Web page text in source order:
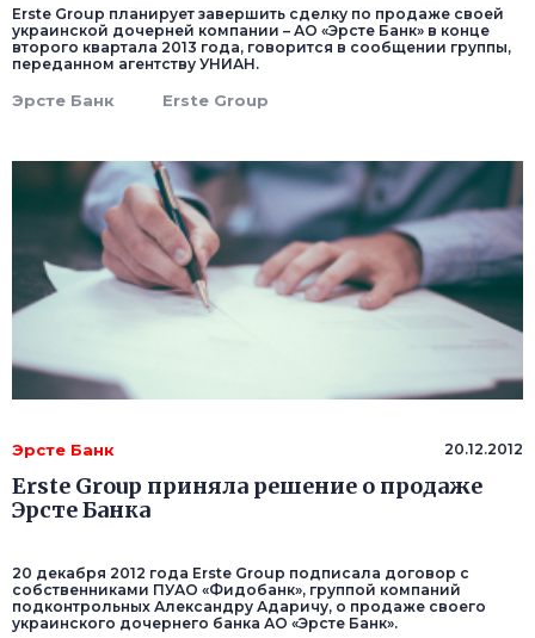
Erste Group планирует завершить сделку по продаже своей
украинской дочерней компании – АО «Эрсте Банк» в конце
второго квартала 2013 года, говорится в сообщении группы,
переданном агентству УНИАН.
Эрсте Банк Erste Group
Эрсте Банк 20.12.2012
Erste Group приняла решение о продаже
Эрсте Банка
20 декабря 2012 года Erste Group подписала договор с
собственниками ПУАО «Фидобанк», группой компаний
подконтрольных Александру Адаричу, о продаже своего
украинского дочернего банка АО «Эрсте Банк».